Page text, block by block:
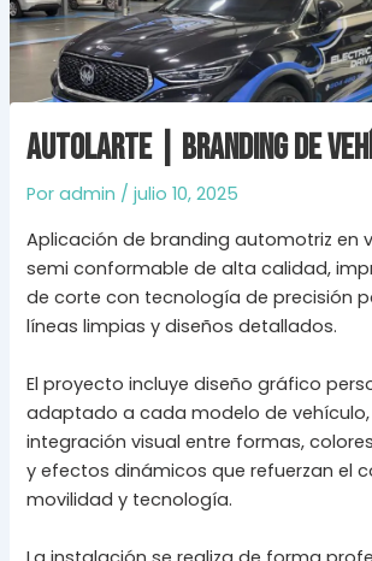
Autolarte | Branding de
Poradmin /julio 10, 2025
Aplicación de branding automotriz en
semi conformable de alta calidad,
de corte con tecnología de precisión
líneas limpias y diseños detallados.
El proyecto incluye diseño gráfico
adaptado a cada modelo de
integración visual entre formas,
y efectos dinámicos que refuerzan el
movilidad y tecnología.